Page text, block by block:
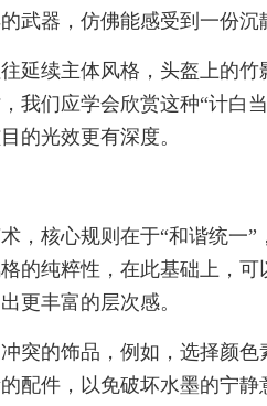
武器，仿佛能感受到一份沉
延续主体风格，头盔上的竹
我们应学会欣赏这种“计白当
的光效更有深度。
，核心规则在于“和谐统一”
的纯粹性，在此基础上，可
更丰富的层次感。
突的饰品，例如，选择颜色
配件，以免破坏水墨的宁静